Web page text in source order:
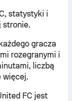
statystyki i
stronie.
gracza
rozegranymi i
liczbą
więcej.
FC jest